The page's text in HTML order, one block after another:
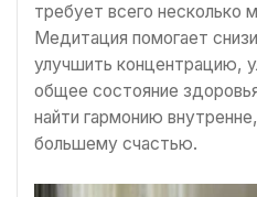
требует всего несколько
Медитация помогает
улучшить концентрацию,
общее состояние
найти гармонию
большему счастью.